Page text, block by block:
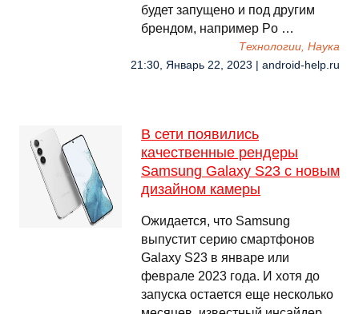
будет запущено и под другим
брендом, например Po …
Технологии, Наука
21:30, Январь 22, 2023 | android-help.ru
В сети появились
качественные рендеры
Samsung Galaxy S23 с новым
дизайном камеры
Ожидается, что Samsung
выпустит серию смартфонов
Galaxy S23 в январе или
феврале 2023 года. И хотя до
запуска остается еще несколько